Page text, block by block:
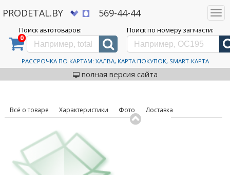
PRODETAL.BY 569-44-44
Поиск автотоваров:
0
Поиск по номеру запчасти:
РАССРОЧКА ПО КАРТАМ: ХАЛВА, КАРТА ПОКУПОК, SMART-КАРТА
полная версия сайта
Дискаунтер автозапчастей PRODETAL.BY > Каталог автотоваров > Щетки
стеклоочистителей
Patron
Щетки стеклоочистителя
Patron PWB650-HS
код товара: 584859
Всё о товаре Характеристики Фото Доставка